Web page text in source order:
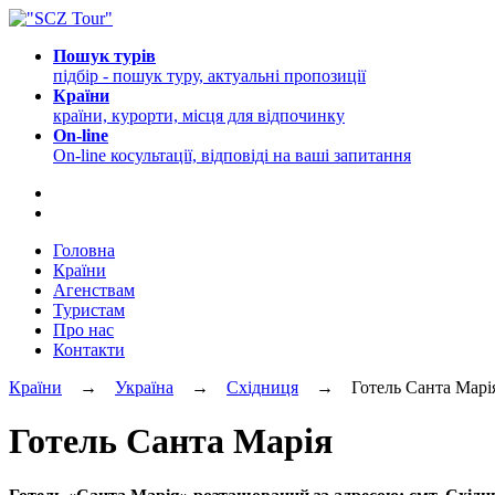
Пошук турів
підбір - пошук туру, актуальні пропозиції
Країни
країни, курорти, місця для відпочинку
On-line
On-line косультації, відповіді на ваші запитання
Головна
Країни
Агенствам
Туристам
Про нас
Контакти
Країни → Україна → Східниця → Готель Санта
Готель Санта Марія